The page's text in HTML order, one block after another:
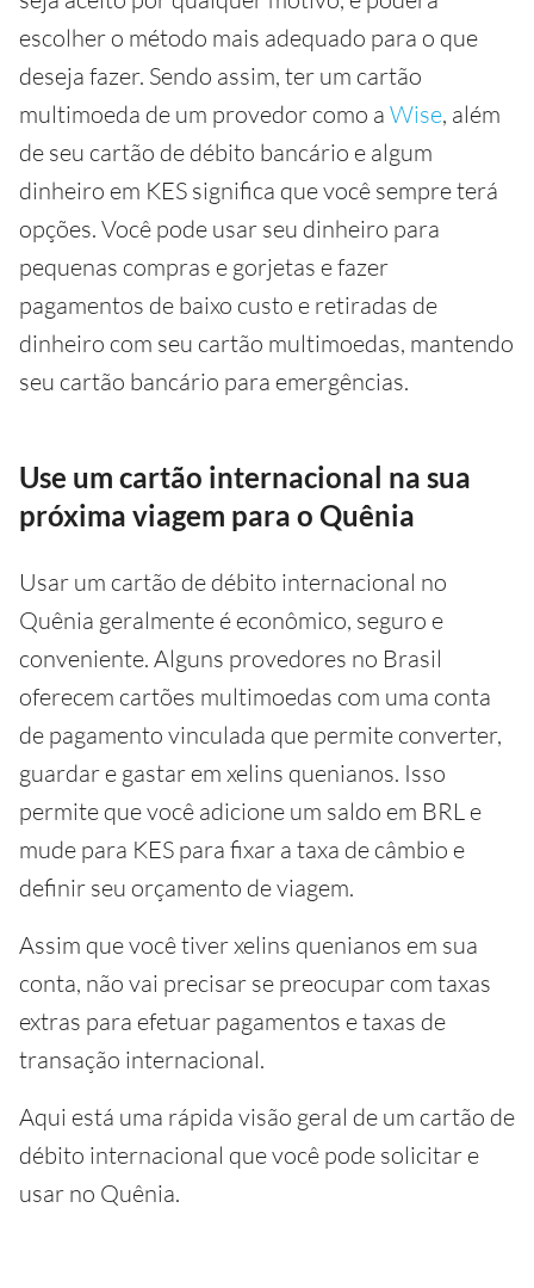
escolher o método mais adequado para o que
deseja fazer. Sendo assim, ter um cartão
multimoeda de um provedor como a Wise, além
de seu cartão de débito bancário e algum
dinheiro em KES significa que você sempre terá
opções. Você pode usar seu dinheiro para
pequenas compras e gorjetas e fazer
pagamentos de baixo custo e retiradas de
dinheiro com seu cartão multimoedas, mantendo
seu cartão bancário para emergências.
Use um cartão internacional na sua
próxima viagem para o Quênia
Usar um cartão de débito internacional no
Quênia geralmente é econômico, seguro e
conveniente. Alguns provedores no Brasil
oferecem cartões multimoedas com uma conta
de pagamento vinculada que permite converter,
guardar e gastar em xelins quenianos. Isso
permite que você adicione um saldo em BRL e
mude para KES para fixar a taxa de câmbio e
definir seu orçamento de viagem.
Assim que você tiver xelins quenianos em sua
conta, não vai precisar se preocupar com taxas
extras para efetuar pagamentos e taxas de
transação internacional.
Aqui está uma rápida visão geral de um cartão de
débito internacional que você pode solicitar e
usar no Quênia.